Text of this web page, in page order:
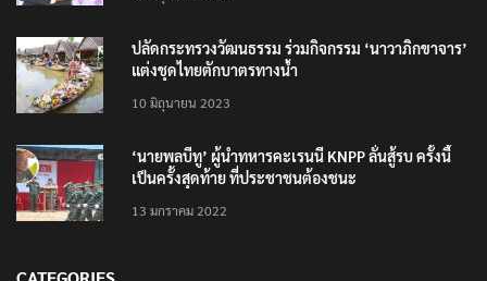
แอพใหม่ – แจ้งได้ทั่วไทย ไม่ใช่แค่ในกรุง
25 มิถุนายน 2022
ปลัดกระทรวงวัฒนธรรม ร่วมกิจกรรม ‘นาวาภิกขาจาร’
แต่งชุดไทยตักบาตรทางน้ำ
10 มิถุนายน 2023